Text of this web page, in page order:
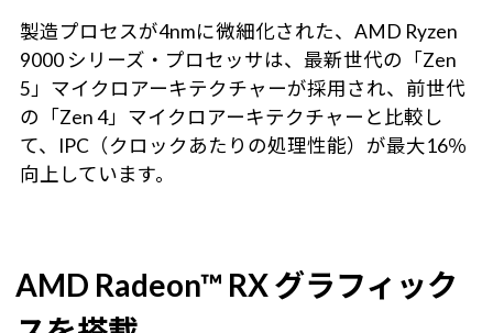
製造プロセスが4nmに微細化された、AMD Ryzen
9000 シリーズ・プロセッサは、最新世代の「Zen
5」マイクロアーキテクチャーが採用され、前世代
の「Zen 4」マイクロアーキテクチャーと比較し
て、IPC（クロックあたりの処理性能）が最大16％
向上しています。
AMD Radeon™ RX グラフィック